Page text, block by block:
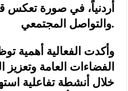
أردنياً، في صورة تعكس
والتواصل المجتمعي.
وأكدت الفعالية أهمية
الفضاءات العامة
خلال أنشطة تفاعلية